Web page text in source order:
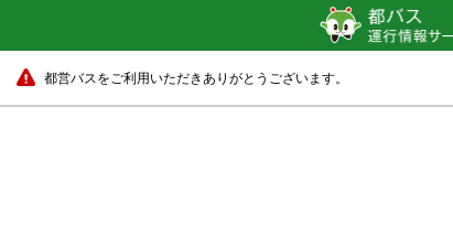
都営バスをご利用いただきありがとうございます。